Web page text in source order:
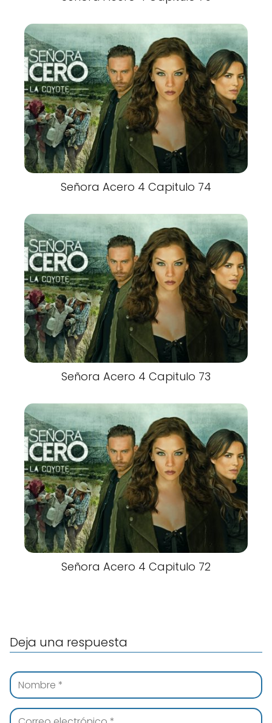
Señora Acero 4 Capitulo 74
Señora Acero 4 Capitulo 73
Señora Acero 4 Capitulo 72
Deja una respuesta